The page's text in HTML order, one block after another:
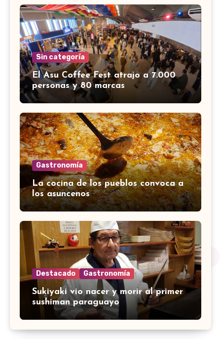
Sin categoría
El Asu Coffee Fest atrajo a 7.000
personas y 80 marcas
Gastronomía
La cocina de los pueblos convoca a
los asuncenos
Destacado Gastronomía
Sukiyaki vio nacer y morir al primer
sushiman paraguayo